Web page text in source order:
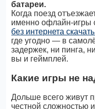
батареи.
Когда поезд
именно офлайн-игры
без интернета
где угодно — в
задержек, ни пинга,
вы и геймплей.
Какие игры не
Дольше всего живут
честной сложностью